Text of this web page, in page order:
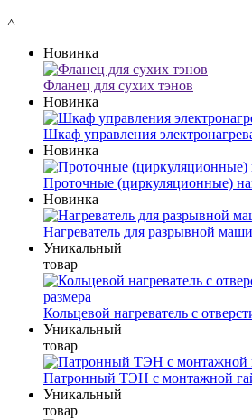
˄
Новинка
Фланец для сухих тэнов
Новинка
Шкаф управления
Новинка
Проточные (циркуляционные)
Новинка
Нагреватель для разрывной
Уникальный
товар
Кольцевой нагреватель с
Уникальный
товар
Патронный ТЭН с монтажной
Уникальный
товар